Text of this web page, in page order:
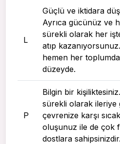
L
Güçlü ve iktidara
Ayrıca gücünüz ve
sürekli olarak her
atıp
hemen her
düzeyde.
P
Bilgin bir
sürekli olarak ileriye
çevrenize karşı
oluşunuz ile de çok
dostlara sahipsinizdir.